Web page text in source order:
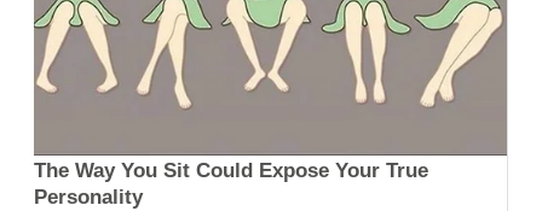
The Way You Sit Could Expose Your True
Personality